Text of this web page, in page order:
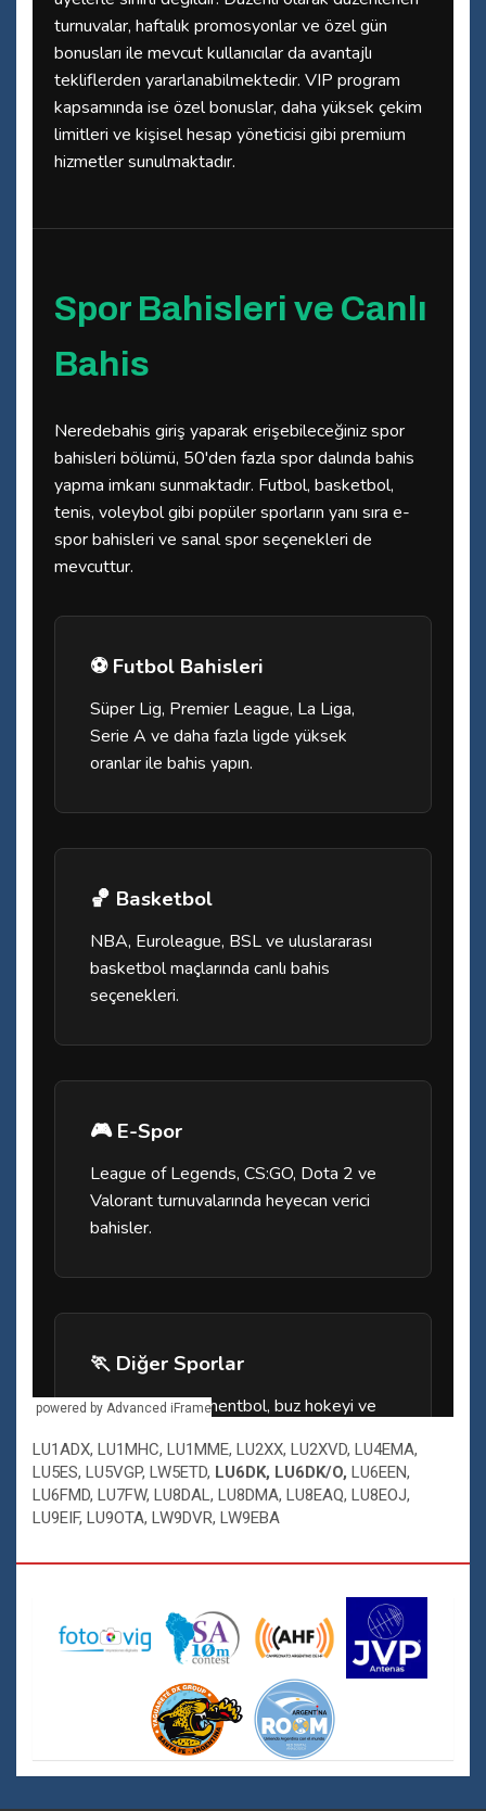
powered by Advanced iFrame
LU1ADX, LU1MHC, LU1MME, LU2XX, LU2XVD, LU4EMA,
LU5ES, LU5VGP, LW5ETD, LU6DK, LU6DK/O, LU6EEN,
LU6FMD, LU7FW, LU8DAL, LU8DMA, LU8EAQ, LU8EOJ,
LU9EIF, LU9OTA, LW9DVR, LW9EBA